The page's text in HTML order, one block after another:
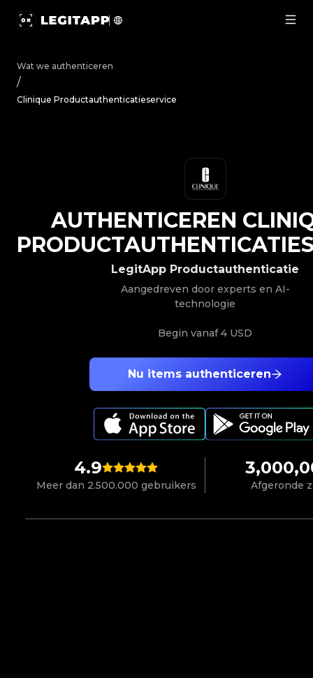
Wat we authenticeren
/
Clinique Productauthenticatieservice
4.9
Meer dan 2.500.000 gebruikers Afgeronde
Nu items authenticeren
LegitApp Productauthenticatie
Aangedreven door experts en AI-
technologie
Begin vanaf4 USD
AUTHENTICEREN